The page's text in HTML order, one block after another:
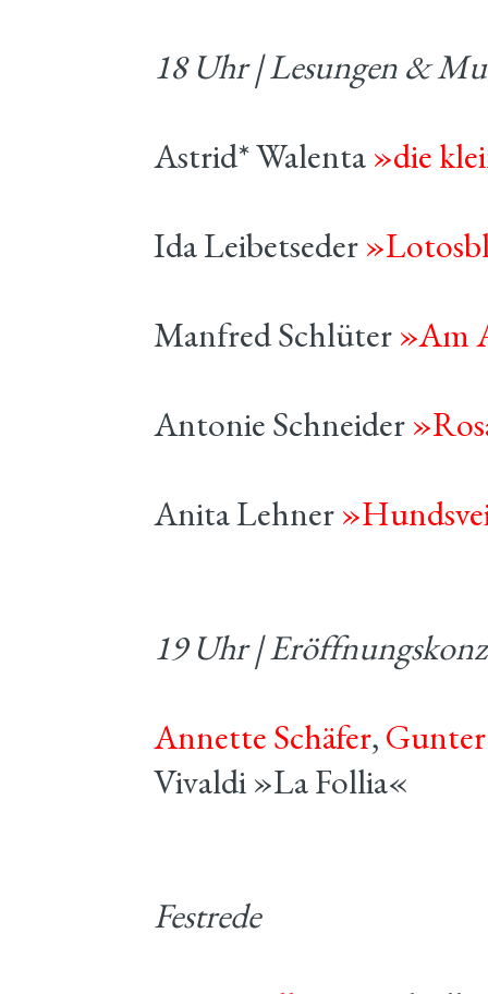
18 Uhr | Lesungen &
Astrid* Walenta»die
Ida Leibetseder
Manfred Schlüter»Am
Antonie Schneider
Anita Lehner
19 Uhr |
Annette Schäfer,
Vivaldi »La Follia«
Festrede